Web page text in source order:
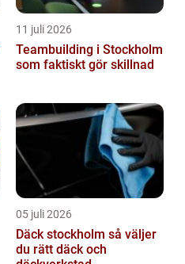
11 juli 2026
Teambuilding i Stockholm
som faktiskt gör skillnad
05 juli 2026
Däck stockholm så väljer
du rätt däck och